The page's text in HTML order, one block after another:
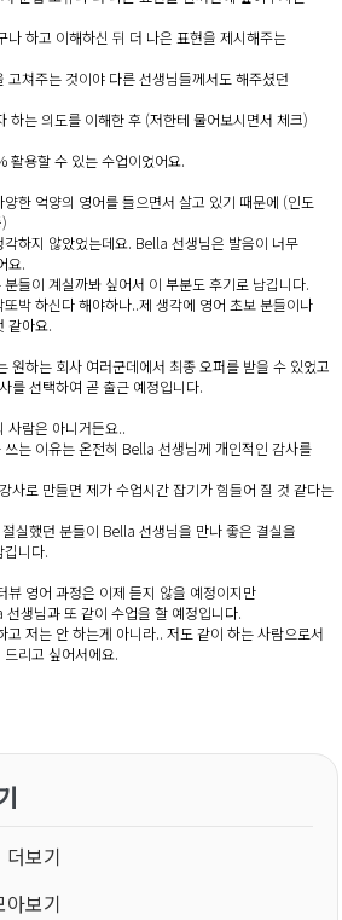
나 하고 이해하신 뒤 더 나은 표현을 제시해주는
고쳐주는 것이야 다른 선생님들께서도 해주셨던
하는 의도를 이해한 후 (저한테 물어보시면서 체크)
활용할 수 있는 수업이었어요.
한 억양의 영어를 들으면서 살고 있기 때문에 (인도
하지 않았었는데요. Bella 선생님은 발음이 너무
요.
들이 계실까봐 싶어서 이 부분도 후기로 남깁니다.
박 하신다 해야하나..제 생각에 영어 초보 분들이나
같아요.
원하는 회사 여러군데에서 최종 오퍼를 받을 수 있었고
를 선택하여 곧 출근 예정입니다.
사람은 아니거든요..
는 이유는 온전히 Bella 선생님께 개인적인 감사를
사로 만들면 제가 수업시간 잡기가 힘들어 질 것 같다는
실했던 분들이 Bella 선생님을 만나 좋은 결실을
깁니다.
뷰 영어 과정은 이제 듣지 않을 예정이지만
선생님과 또 같이 수업을 할 예정입니다.
고 저는 안 하는게 아니라.. 저도 같이 하는 사람으로서
리고 싶어서에요.
더보기
아보기